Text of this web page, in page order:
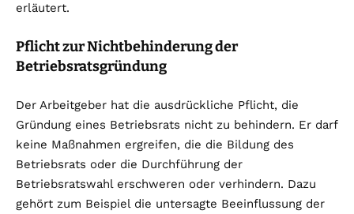
erläutert.
Pflicht zur Nichtbehinderung der
Betriebsratsgründung
Der Arbeitgeber hat die ausdrückliche Pflicht, die
Gründung eines Betriebsrats nicht zu behindern. Er darf
keine Maßnahmen ergreifen, die die Bildung des
Betriebsrats oder die Durchführung der
Betriebsratswahl erschweren oder verhindern. Dazu
gehört zum Beispiel die untersagte Beeinflussung der